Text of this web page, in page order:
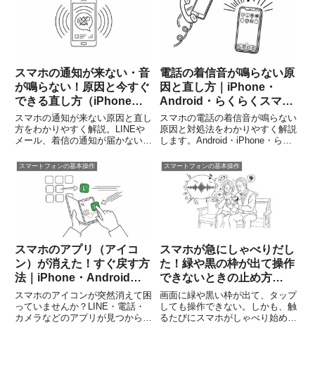
ード・Bluetooth・再起動など自
分でできる対処法を紹介します。
マホの故障ではなく、レンズの汚
れや距離、設定が原因になってい
るこ...
スマホの通知が来ない・音
が鳴らない！原因と今すぐ
できる直し方（iPhone・
Android対応）
スマホの通知が来ない原因と直し
方をわかりやすく解説。LINEや
メール、着信の通知が届かないと
iPhone・Android別にシニア向け
に紹介します。
電話の着信音が鳴らない原
因と直し方｜iPhone・
Android・らくらくスマホ
対応
スマホの電話の着信音が鳴らない
原因と対処法をわかりやすく解説
します。Android・iPhone・らく
音量設定、Bluetoothなど自分で
確認できるポイントから故障の見
分け方まで紹介します。
スマートフォンの基本操作
スマホのアプリ（アイコ
ン）が消えた！すぐ戻す方
法｜iPhone・Android対
応【2026年最新版】
スマホのアイコンが突然消えて困
っていませんか？LINE・電話・
カメラなどのアプリが見つからな
スマートフォンの基本操作
スマホが急にしゃべりだし
た！緑や黒の枠が出て操作
できないときの止め方
（iPhone/Android）
画面に緑や黒い枠が出て、タップ
しても操作できない。しかも、触
るたびにスマホがしゃべり始め